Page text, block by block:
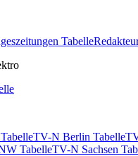
Tabelle
TV-N Berlin Tabelle
TabelleTV-N Sachsen